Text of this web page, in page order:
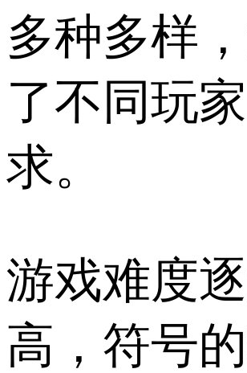
多种多样
了不同玩
求。
游戏难度
高，符号